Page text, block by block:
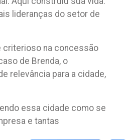
lideranças do setor de
criterioso na concessão
de Brenda, o
relevância para a cidade,
essa cidade como se
e tantas